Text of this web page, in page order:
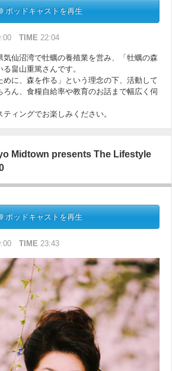
ポッドキャストを再生
TIME 22:04
気仙沼湾で牡蠣の養殖業を営み、「牡蠣の森
畠山重篤さんです。
めに、森を作る」という理念の下、活動して
ろん、食糧自給率や教育のお話まで幅広く伺
ィングでお楽しみください。
Midtown presents The Lifestyle
ポッドキャストを再生
TIME 23:43